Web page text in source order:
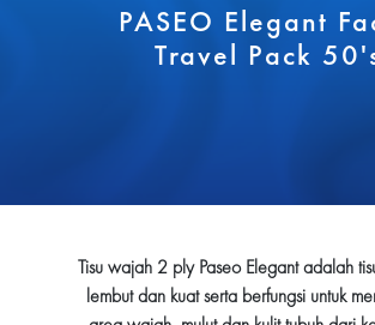
PASEO Elegant
Travel Pack
Tisu wajah 2 ply Paseo Elegant adalah
lembut dan kuat serta berfungsi untuk